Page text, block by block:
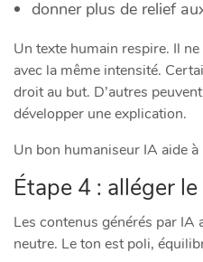
donner plus de relief
Un texte humain respire. Il
avec la même intensité.
droit au but. D’autres
développer une explication.
Un bon humaniseur IA aide
Étape 4 : alléger
Les contenus générés par
neutre. Le ton est poli,